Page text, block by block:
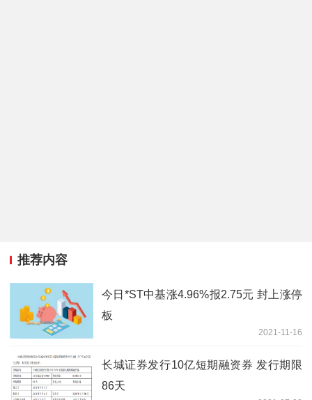
推荐内容
今日*ST中基涨4.96%报2.75元 封上涨停
板
2021-11-16
长城证券发行10亿短期融资券 发行期限
86天